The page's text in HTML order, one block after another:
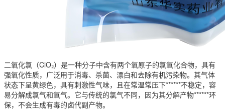
二氧化氯（ClO₂）是一种分子中含有两个氧原子的氯氧化合物，具有
强氧化性质，广泛用于消毒、杀菌、漂白和去除有机污染物。其气体
状态下呈黄绿色，具有刺激性气味，且在常温常压下******不稳定，容
易分解成氯气和氧气。它与传统的氯气不同，因为其分解产物******环
保，不会生成有毒的卤代副产物。